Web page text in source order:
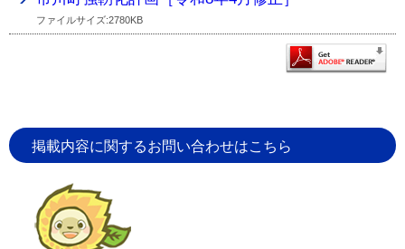
ファイルサイズ:2780KB
掲載内容に関するお問い合わせはこちら